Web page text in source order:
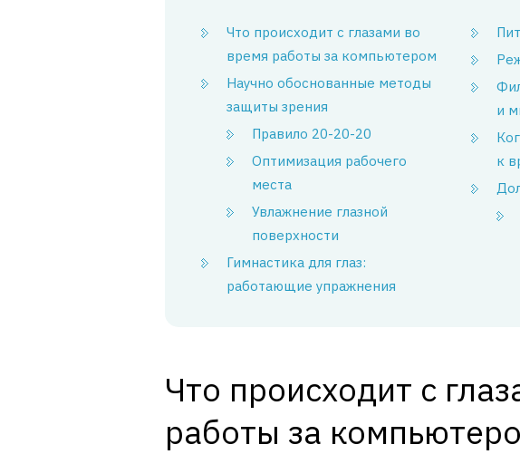
Что происходит с глазами во
время работы за компьютером
Научно обоснованные методы
защиты зрения
Правило 20-20-20
Оптимизация рабочего
места
Увлажнение глазной
поверхности
Гимнастика для глаз:
работающие упражнения
и
к
Что происходит с
работы за